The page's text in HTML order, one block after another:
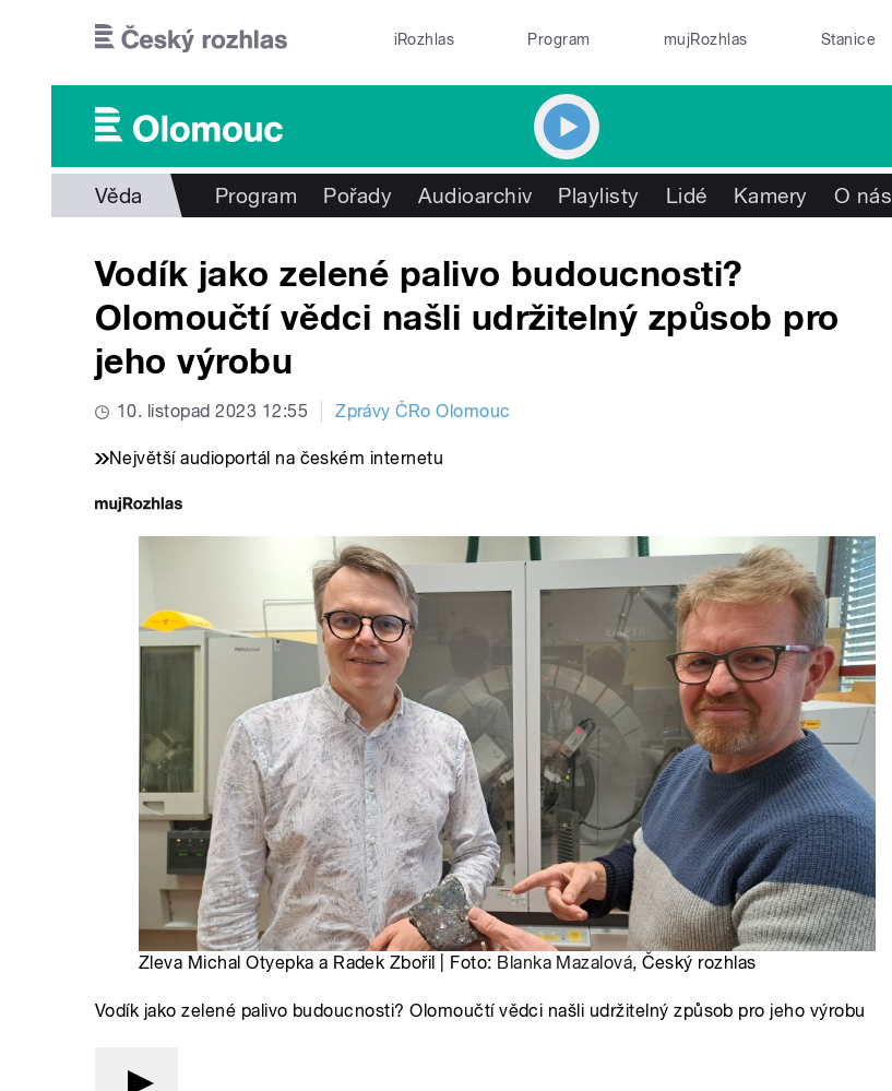
iRozhlas Program mujRozhlas Stanice
Věda Program Pořady Audioarchiv Playlisty Lidé Kamery O nás
Vodík jako zelené palivo budoucnosti?
Olomoučtí vědci našli udržitelný způsob pro
jeho výrobu
10. listopad 2023 12:55 Zprávy ČRo Olomouc
Největší audioportál na českém internetu
Zleva Michal Otyepka a Radek Zbořil | Foto: Blanka Mazalová, Český rozhlas
Vodík jako zelené palivo budoucnosti? Olomoučtí vědci našli udržitelný způsob pro jeho výrobu